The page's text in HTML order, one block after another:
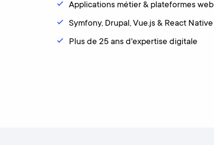
Applications métier & plateformes web
Symfony, Drupal, Vue.js & React Native
Plus de 25 ans d'expertise digitale